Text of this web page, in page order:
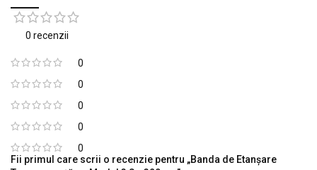
0 recenzii
0
0
0
0
0
Fii primul care scrii o recenzie pentru „Banda de Etanșare